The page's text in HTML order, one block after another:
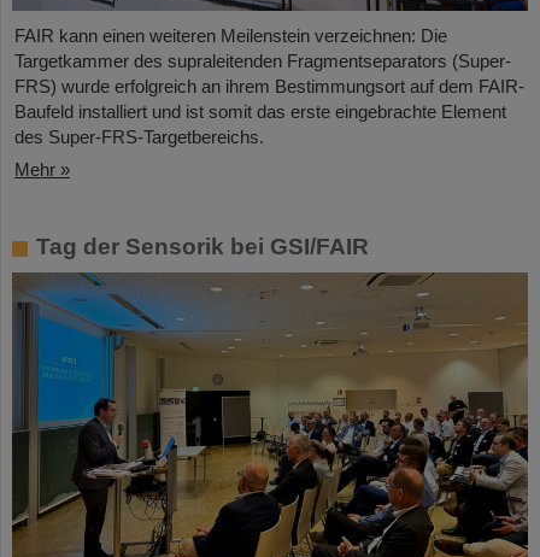
FAIR kann einen weiteren Meilenstein verzeichnen: Die
Targetkammer des supraleitenden Fragmentseparators (Super-
FRS) wurde erfolgreich an ihrem Bestimmungsort auf dem FAIR-
Baufeld installiert und ist somit das erste eingebrachte Element
des Super-FRS-Targetbereichs.
Mehr »
Tag der Sensorik bei GSI/FAIR